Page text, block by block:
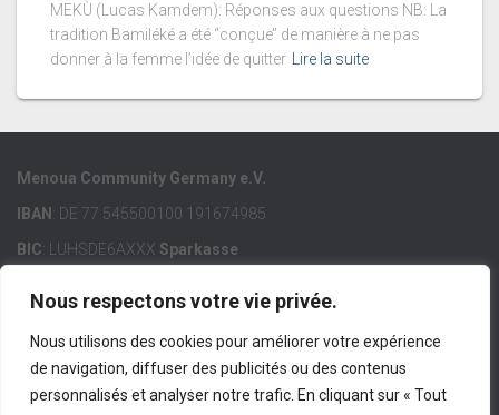
Nous respectons votre vie privée.
Nous utilisons des cookies pour améliorer votre expérience
de navigation, diffuser des publicités ou des contenus
personnalisés et analyser notre trafic. En cliquant sur « Tout
MEKÙ (Lucas Kamdem): Réponses aux questions NB: La
tradition Bamiléké a été ‘’conçue’’ de manière à ne pas
donner à la femme l’idée de quitter
Lire la suite
Menoua Community Germany e.V.
IBAN : DE 77 545500100 191674985
BIC: LUHSDE6AXXX Sparkasse
ACCUEIL MCG E.V. MENOUA LIENS IMPORTANTS